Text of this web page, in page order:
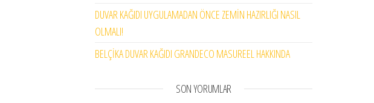
DUVAR KAĞIDI UYGULAMADAN ÖNCE ZEMİN HAZIRLIĞI NASIL
OLMALI!
BELÇİKA DUVAR KAĞIDI GRANDECO MASUREEL HAKKINDA
SON YORUMLAR